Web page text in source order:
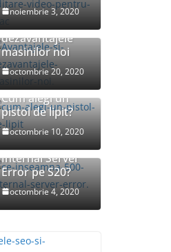
noiembrie 3, 2020
Avantajele si
dezavantajele
masinilor noi
octombrie 20, 2020
Cum alegi un
pistol de lipit?
octombrie 10, 2020
Ce inseamna 500
Internal Server
Error pe S20?
octombrie 4, 2020